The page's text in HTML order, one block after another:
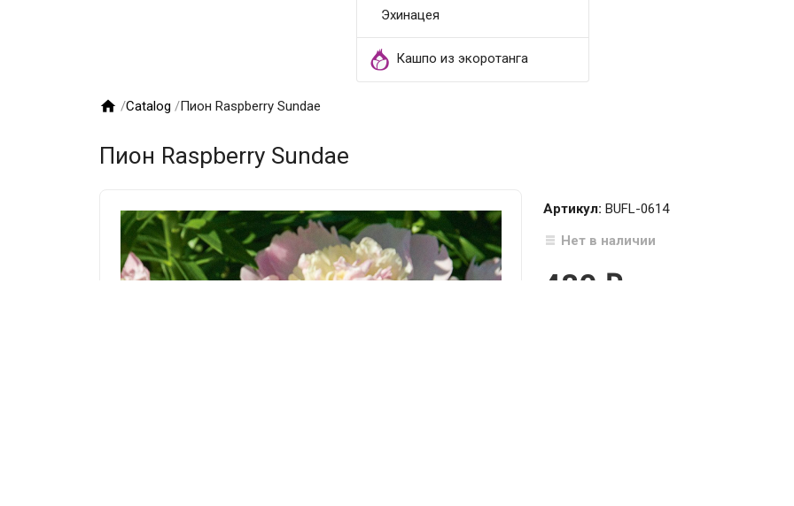
Эхинацея
Кашпо из экоротанга
 /Catalog /Пион Raspberry Sundae
Пион Raspberry Sundae
Артикул: BUFL-0614
Нет в наличии
480 ₽